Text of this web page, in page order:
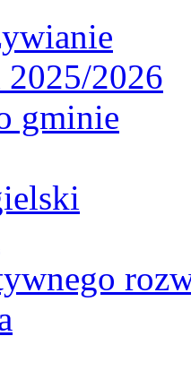
2026
gminie